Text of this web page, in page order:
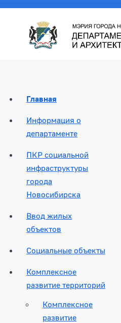
Главная
Информация о
департаменте
ПКР социальной
инфраструктуры
города
Новосибирска
Ввод жилых
объектов
Социальные объекты
Комплексное
развитие территорий
Комплексное
развитие